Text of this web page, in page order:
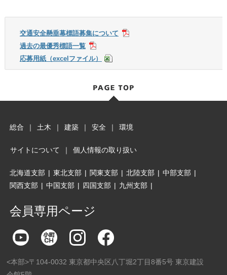
交通安全懸垂幕標語募集について
過去の最優秀標語一覧
応募用紙（excelファイル）
総合 ｜ 土木 ｜ 建築 ｜ 安全 ｜ 環境
サイトについて ｜ 個人情報の取り扱い
北海道支部 | 東北支部 | 関東支部 | 北陸支部 | 中部支部 |
関西支部 | 中国支部 | 四国支部 | 九州支部 |
会員専用ページ
<本部>〒104-0032 東京都中央区八丁堀2丁目8番5号 東京建設